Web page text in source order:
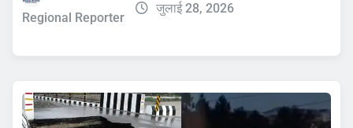
Regional Reporter
जुलाई 28, 2026